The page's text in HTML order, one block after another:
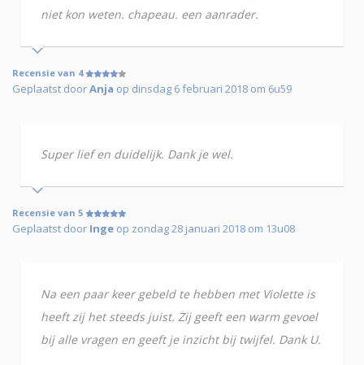
niet kon weten. chapeau. een aanrader.
Recensie van 4
Geplaatst doorAnja op dinsdag 6 februari 2018 om 6u59
Super lief en duidelijk. Dank je wel.
Recensie van 5
Geplaatst door Inge op zondag 28 januari 2018 om 13u08
Na een paar keer gebeld te hebben met Violette is
heeft zij het steeds juist. Zij geeft een warm gevoel
bij alle vragen en geeft je inzicht bij twijfel. Dank U.